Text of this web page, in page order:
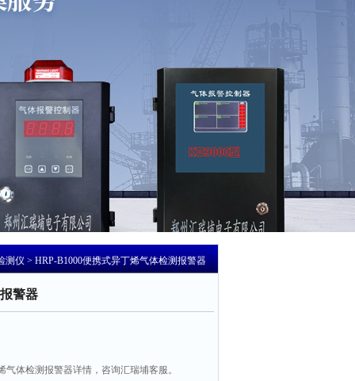
测仪> HRP-B1000便携式异丁烯气体检测报警器
警器
体检测报警器详情，咨询汇瑞埔客服。